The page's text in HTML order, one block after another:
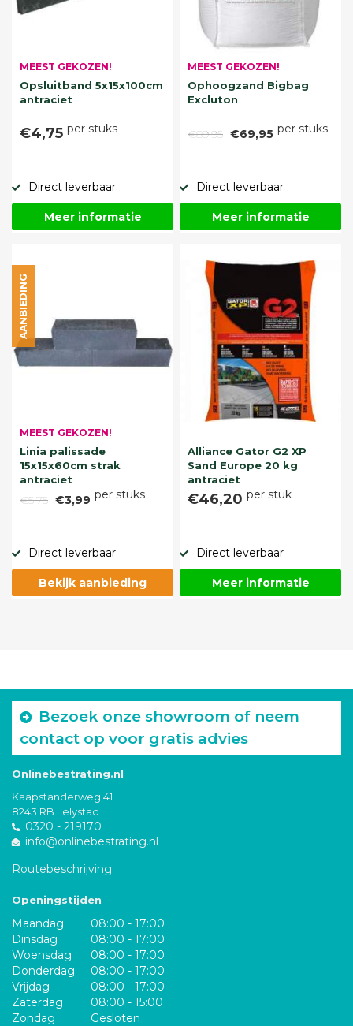
MEEST GEKOZEN!
Opsluitband 5x15x100cm
antraciet
€4,75 per stuks
Direct leverbaar
Meer informatie
MEEST GEKOZEN!
Ophoogzand Bigbag
Excluton
€89,95 €69,95 per stuks
Direct leverbaar
Meer informatie
MEEST GEKOZEN!
Linia palissade
15x15x60cm strak
antraciet
€5,75 €3,99 per stuks
AANBIEDING
Direct leverbaar
Bekijk aanbieding
Alliance Gator G2 XP
Sand Europe 20 kg
antraciet
€46,20 per stuk
Direct leverbaar
Meer informatie
Bezoek onze showroom of neem
contact op voor gratis advies
Onlinebestrating.nl
Kaapstanderweg 41
8243 RB Lelystad
0320 - 219170
info@onlinebestrating.nl
Routebeschrijving
Openingstijden
Maandag
08:00 - 17:00
Dinsdag
08:00 - 17:00
Woensdag
08:00 - 17:00
Donderdag
08:00 - 17:00
Vrijdag
08:00 - 17:00
Zaterdag
08:00 - 15:00
Zondag
Gesloten